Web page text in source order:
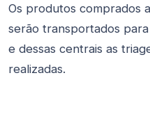
Os produtos comprados
serão transportados
e dessas centrais as
realizadas.